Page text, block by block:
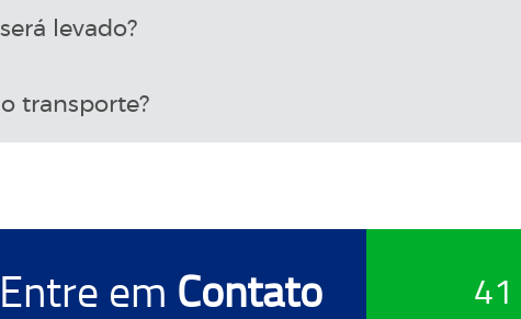
levado?
transporte?
Entre em Contato 41